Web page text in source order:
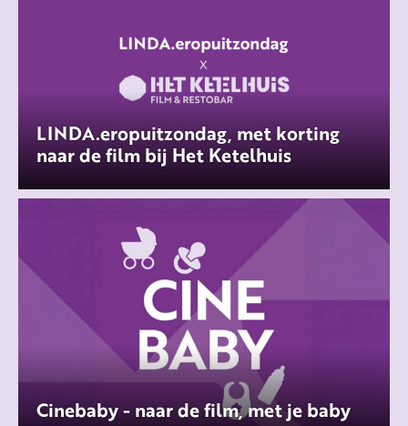
LINDA.eropuitzondag, met korting
naar de film bij Het Ketelhuis
Cinebaby - naar de film, met je baby